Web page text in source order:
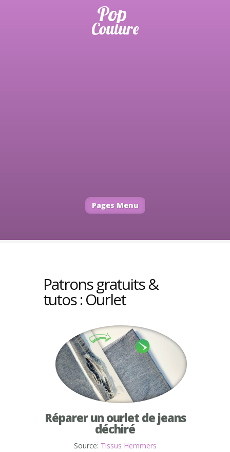
Pages Menu
Patrons gratuits &
tutos : Ourlet
Réparer un ourlet de jeans
déchiré
Source: Tissus Hemmers